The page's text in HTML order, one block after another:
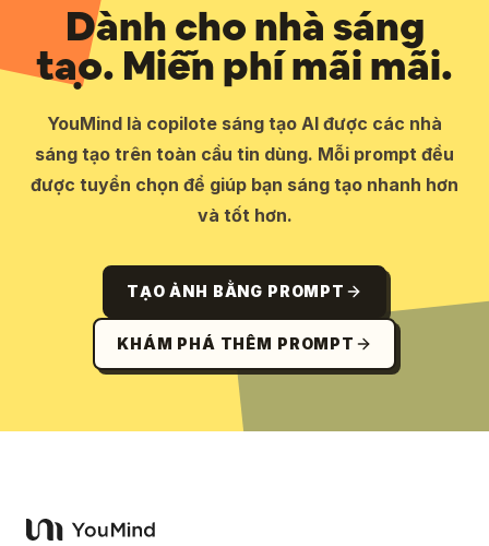
Dành cho nhà sáng
tạo. Miễn phí mãi mãi.
YouMind là copilote sáng tạo AI được các nhà
sáng tạo trên toàn cầu tin dùng. Mỗi prompt đều
được tuyển chọn để giúp bạn sáng tạo nhanh hơn
và tốt hơn.
TẠO ẢNH BẰNG PROMPT
KHÁM PHÁ THÊM PROMPT